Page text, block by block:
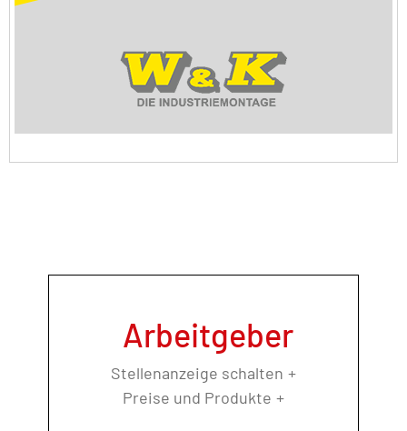
Arbeitgeber
Stellenanzeige schalten
Preise und Produkte